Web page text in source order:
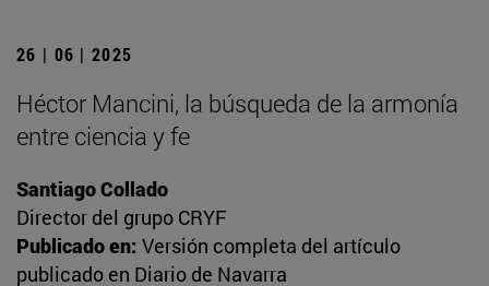
26 | 06 | 2025
Héctor Mancini, la búsqueda de la armonía
entre ciencia y fe
Santiago Collado
Director del grupo CRYF
Publicado en: Versión completa del artículo
publicado en Diario de Navarra